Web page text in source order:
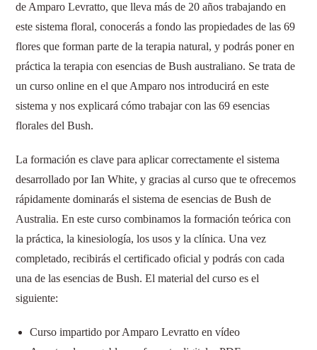
de Amparo Levratto, que lleva más de 20 años trabajando en
este sistema floral, conocerás a fondo las propiedades de las 69
flores que forman parte de la terapia natural, y podrás poner en
práctica la terapia con esencias de Bush australiano. Se trata de
un curso online en el que Amparo nos introducirá en este
sistema y nos explicará cómo trabajar con las 69 esencias
florales del Bush.
La formación es clave para aplicar correctamente el sistema
desarrollado por Ian White, y gracias al curso que te ofrecemos
rápidamente dominarás el sistema de esencias de Bush de
Australia. En este curso combinamos la formación teórica con
la práctica, la kinesiología, los usos y la clínica. Una vez
completado, recibirás el certificado oficial y podrás con cada
una de las esencias de Bush. El material del curso es el
siguiente:
Curso impartido por Amparo Levratto en vídeo